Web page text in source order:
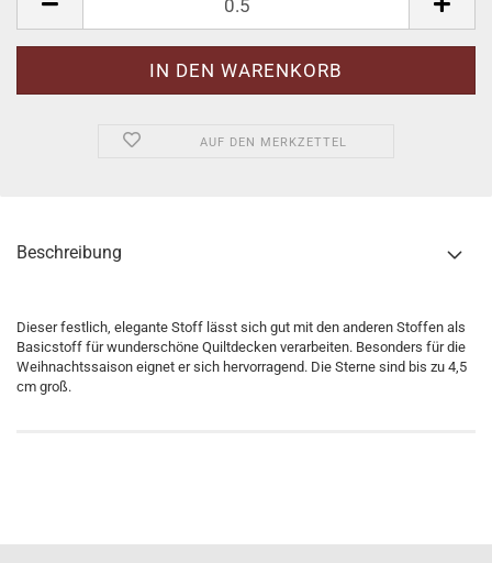
AUF DEN MERKZETTEL
Beschreibung
Dieser festlich, elegante Stoff lässt sich gut mit den anderen Stoffen als
Basicstoff für wunderschöne Quiltdecken verarbeiten. Besonders für die
Weihnachtssaison eignet er sich hervorragend. Die Sterne sind bis zu 4,5
cm groß.